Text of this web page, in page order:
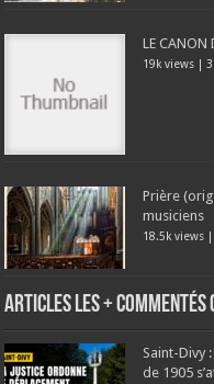
LE CANON
19k views |
Prière
musiciens
18.5k views
Articles les + commentés
Saint-Divy
de 1905